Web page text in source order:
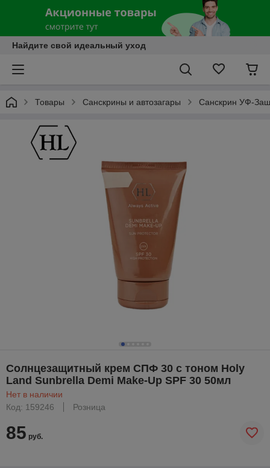
Найдите свой идеальный уход
Товары Санскрины и автозагары Санскрин УФ-
Солнцезащитный крем СПФ 30 с тоном Holy
Land Sunbrella Demi Make-Up SPF 30 50мл
Нет в наличии
Код: 159246
Розница
85 руб.